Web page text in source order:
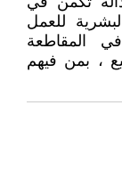
للعمل
المقاطعة
، بمن فيهم